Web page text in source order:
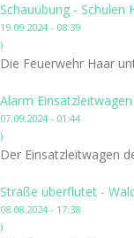
Schauübung - Schulen
19.09.2024 - 08:39
)
Die Feuerwehr Haar
Alarm
07.09.2024 - 01:44
)
Der Einsatzleitwagen
Straße überflutet -
08.08.2024 - 17:38
)